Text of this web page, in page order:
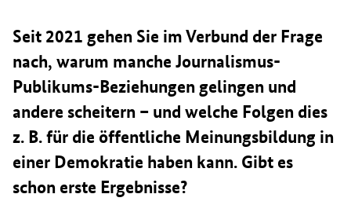
Seit 2021 gehen Sie im Verbund der Frage
nach, warum manche Journalismus-
Publikums-Beziehungen gelingen und
andere scheitern – und welche Folgen dies
z. B. für die öffentliche Meinungsbildung in
einer Demokratie haben kann. Gibt es
schon erste Ergebnisse?